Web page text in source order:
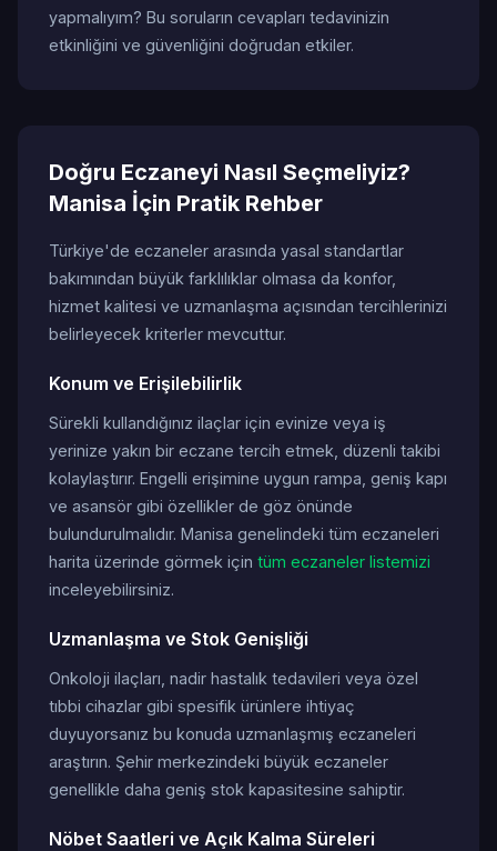
yapmalıyım? Bu soruların cevapları tedavinizin
etkinliğini ve güvenliğini doğrudan etkiler.
Doğru Eczaneyi Nasıl Seçmeliyiz?
Manisa İçin Pratik Rehber
Türkiye'de eczaneler arasında yasal standartlar
bakımından büyük farklılıklar olmasa da konfor,
hizmet kalitesi ve uzmanlaşma açısından tercihlerinizi
belirleyecek kriterler mevcuttur.
Konum ve Erişilebilirlik
Sürekli kullandığınız ilaçlar için evinize veya iş
yerinize yakın bir eczane tercih etmek, düzenli takibi
kolaylaştırır. Engelli erişimine uygun rampa, geniş kapı
ve asansör gibi özellikler de göz önünde
bulundurulmalıdır. Manisa genelindeki tüm eczaneleri
harita üzerinde görmek için tüm eczaneler listemizi
inceleyebilirsiniz.
Uzmanlaşma ve Stok Genişliği
Onkoloji ilaçları, nadir hastalık tedavileri veya özel
tıbbi cihazlar gibi spesifik ürünlere ihtiyaç
duyuyorsanız bu konuda uzmanlaşmış eczaneleri
araştırın. Şehir merkezindeki büyük eczaneler
genellikle daha geniş stok kapasitesine sahiptir.
Nöbet Saatleri ve Açık Kalma Süreleri